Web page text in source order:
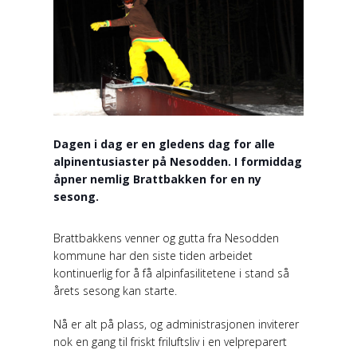
Dagen i dag er en gledens dag for alle
alpinentusiaster på Nesodden. I formiddag
åpner nemlig Brattbakken for en ny
sesong.
Brattbakkens venner og gutta fra Nesodden
kommune har den siste tiden arbeidet
kontinuerlig for å få alpinfasilitetene i stand så
årets sesong kan starte.
Nå er alt på plass, og administrasjonen inviterer
nok en gang til friskt friluftsliv i en velpreparert